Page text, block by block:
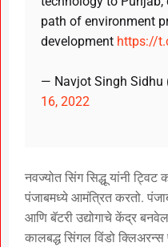
path of environment
development https://
— Navjot Singh Sidhu
16, 2022
नवज्योत सिंग सिद्धू यांनी
पंजाबमध्ये आमंत्रित करतो.
आणि बॅटरी उद्योगाचे केंद्र
कालबद्ध सिंगल विंडो